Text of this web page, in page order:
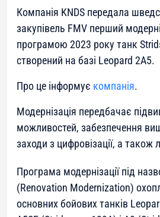
Компанія KNDS передала
закупівель FMV перший
програмою 2023 року танк
створений на базі Leopard 2A5.
Про це інформує компанія.
Модернізація передбачає
можливостей, забезпечення
заходи з цифровізації, а також
Програма модернізації під
(Renovation Modernization)
основних бойових танків